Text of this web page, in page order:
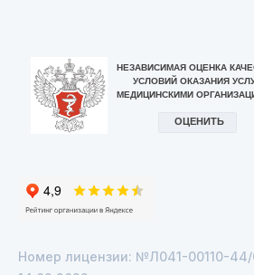
Номер лицензии: №Л041-00110-44/